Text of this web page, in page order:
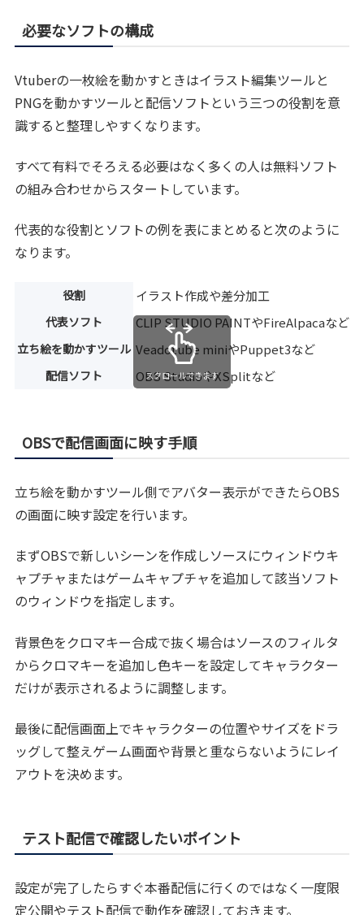
必要なソフトの構成
Vtuberの一枚絵を動かすときはイラスト編集ツールと
PNGを動かすツールと配信ソフトという三つの役割を意
識すると整理しやすくなります。
すべて有料でそろえる必要はなく多くの人は無料ソフト
の組み合わせからスタートしています。
代表的な役割とソフトの例を表にまとめると次のように
なります。
役割 イラスト作成や差分加工
代表ソフト CLIP STUDIO PAINTやFireAlpacaなど
立ち絵を動かすツール Veadotube miniやPuppet3など
配信ソフト OBS StudioやXSplitなど
スクロールできます
OBSで配信画面に映す手順
立ち絵を動かすツール側でアバター表示ができたらOBS
の画面に映す設定を行います。
まずOBSで新しいシーンを作成しソースにウィンドウキ
ャプチャまたはゲームキャプチャを追加して該当ソフト
のウィンドウを指定します。
背景色をクロマキー合成で抜く場合はソースのフィルタ
からクロマキーを追加し色キーを設定してキャラクター
だけが表示されるように調整します。
最後に配信画面上でキャラクターの位置やサイズをドラ
ッグして整えゲーム画面や背景と重ならないようにレイ
アウトを決めます。
テスト配信で確認したいポイント
設定が完了したらすぐ本番配信に行くのではなく一度限
定公開やテスト配信で動作を確認しておきます。